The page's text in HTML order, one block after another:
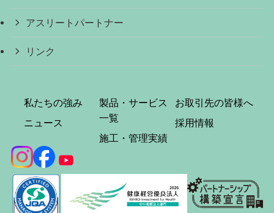
アスリートパートナー
リンク
私たちの強み
ニュース
製品・サービス
一覧
施工・管理実績
お取引先の皆様へ
採用情報